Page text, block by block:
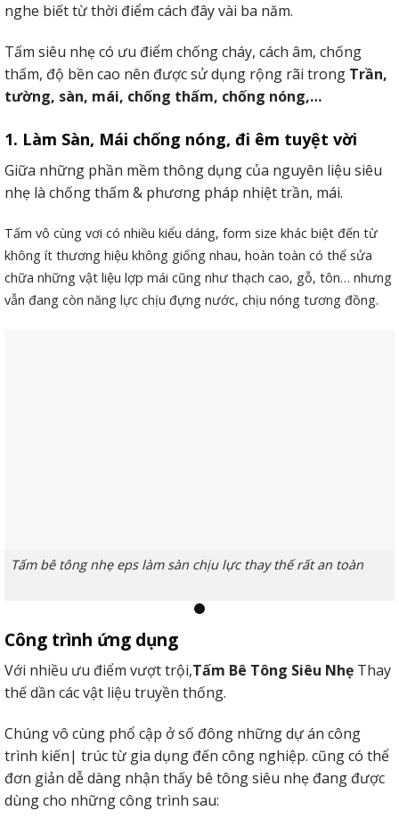
nghe biết từ thời điểm cách đây vài ba năm.
Tấm siêu nhẹ có ưu điểm chống cháy, cách âm, chống
thấm, độ bền cao nên được sử dụng rộng rãi trong Trần,
tường, sàn, mái, chống thấm, chống nóng,…
1. Làm Sàn, Mái chống nóng, đi êm tuyệt vời
Giữa những phần mềm thông dụng của nguyên liệu siêu
nhẹ là chống thấm & phương pháp nhiệt trần, mái.
Tấm vô cùng vơi có nhiều kiểu dáng, form size khác biệt đến từ
không ít thương hiệu không giống nhau, hoàn toàn có thể sửa
chữa những vật liệu lợp mái cũng như thạch cao, gỗ, tôn… nhưng
vẫn đang còn năng lực chịu đựng nước, chịu nóng tương đồng.
Tấm bê tông nhẹ eps làm sàn chịu lực thay thế rất an toàn
2. Làm vách ngăn trang trí nội, ngoại thất
Các sản phẩm tấm panel siêu nhẹ rấtlý tưởng để làm vách
chặn hay hoàn thiện nội/thiết kế bên ngoài.
Vật liệu này ít bị tốn mòn hay không đủ tính có ích vốn tất
cả của nó làm việc những Quanh Vùng tiếp tục tiếp xúc sở
hữu độ ẩm, nhiệt độ và lượng nước lớn.
Công trình ứng dụng
Với nhiều ưu điểm vượt trội,Tấm Bê Tông Siêu Nhẹ Thay
thế dần các vật liệu truyền thống.
Chúng vô cùng phổ cập ở số đông những dự án công
trình kiến| ​​trúc từ gia dụng đến công nghiệp. cũng có thể
đơn giản dễ dàng nhận thấy bê tông siêu nhẹ đang được
dùng cho những công trình sau: